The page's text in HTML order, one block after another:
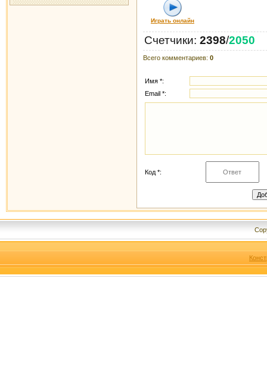
Играть онлайн
Счетчики: 2398/2050
Всего комментариев: 0
Имя *:
Email *:
Код *: